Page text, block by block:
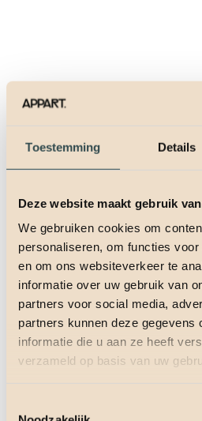
Toestemming Details
Deze website maakt gebruik
We gebruiken cookies om
personaliseren, om functies
en om ons websiteverkeer te
informatie over uw gebruik van
partners voor social media,
partners kunnen deze gegevens
informatie die u aan ze heeft
verzameld op basis van uw